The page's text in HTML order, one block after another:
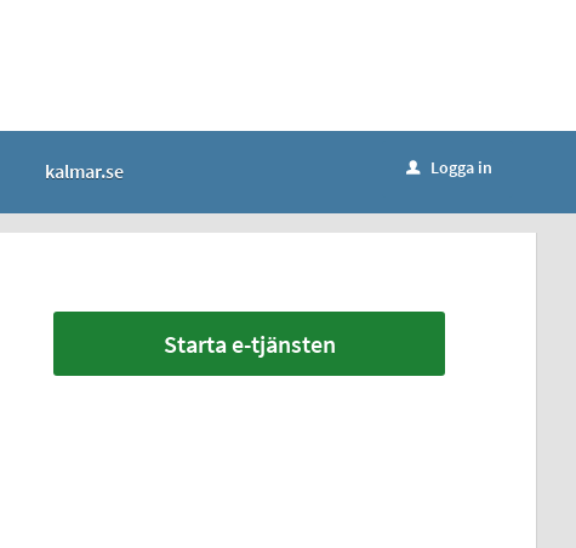
kalmar.se u Logga in
Starta e-tjänsten